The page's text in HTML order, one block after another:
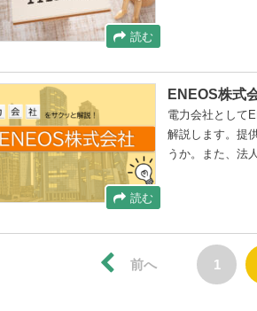
読む
読む
ENEOS株式
電力会社として
解説します。提
うか。また、法
前へ 1